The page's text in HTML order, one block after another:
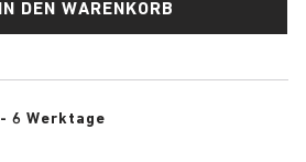
IN DEN WARENKORB
6 Werktage